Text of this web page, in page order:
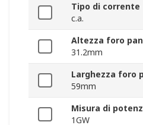
Tipo di corrente
c.a.
Altezza foro
31.2mm
Larghezza foro
59mm
Misura di
1GW